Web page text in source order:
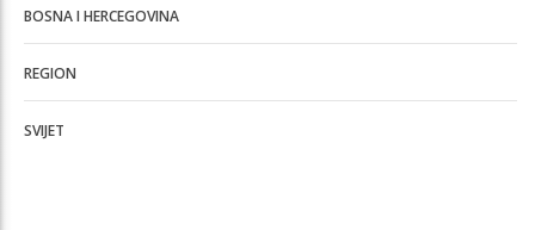
BOSNA I HERCEGOVINA
REGION
SVIJET